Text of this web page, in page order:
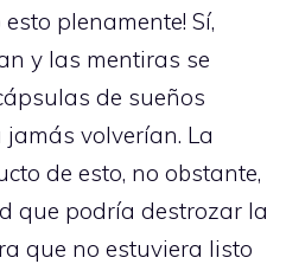
plenamente! Sí,
y las mentiras se
de sueños
volverían. La
de esto, no obstante,
que podría destrozar la
que no estuviera listo